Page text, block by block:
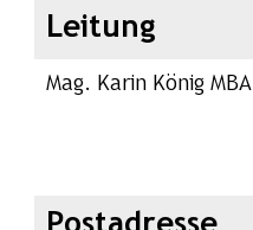
Leitung
Mag. Karin König MBA